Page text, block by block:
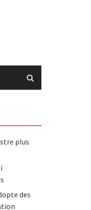
plus
des